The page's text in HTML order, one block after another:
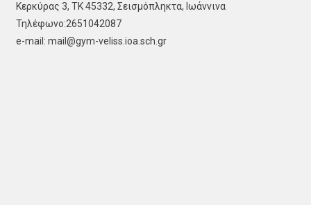
Κερκύρας 3, ΤΚ 45332, Σεισμόπληκτα, Ιωάννινα
Τηλέφωνο:2651042087
e-mail: mail@gym-veliss.ioa.sch.gr